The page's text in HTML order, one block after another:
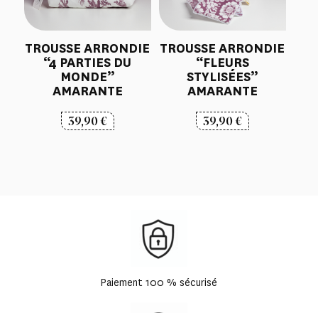
TROUSSE ARRONDIE
“4 PARTIES DU
MONDE”
AMARANTE
39,90€
TROUSSE ARRONDIE
“FLEURS
STYLISÉES”
AMARANTE
39,90€
Paiement 100 % sécurisé